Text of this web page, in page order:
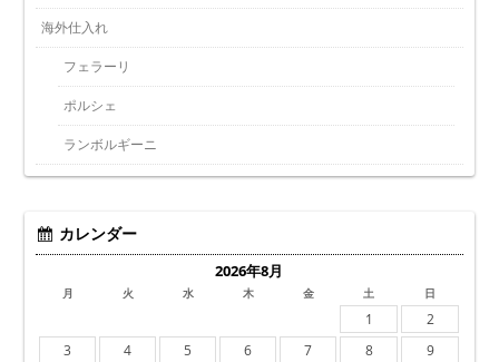
海外仕入れ
フェラーリ
ポルシェ
ランボルギーニ
カレンダー
2026年8月
月 火 水 木 金 土 日
1
2
3
4 5 6 7 8
9